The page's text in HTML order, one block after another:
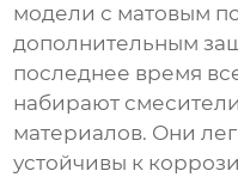
модели с матовым
дополнительным
последнее время
набирают
материалов. Они
устойчивы к